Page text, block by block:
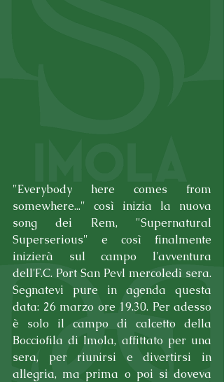
"Everybody here comes from
somewhere..." così inizia la nuova
song dei Rem, "Supernatural
Superserious" e così finalmente
inizierà sul campo l'avventura
dell'F.C. Port San Pevl mercoledì sera.
Segnatevi pure in agenda questa
data: 26 marzo ore 19.30. Per adesso
è solo il campo di calcetto della
Bocciofila di Imola, affittato per una
sera, per riunirsi e divertirsi in
allegria, ma prima o poi si doveva